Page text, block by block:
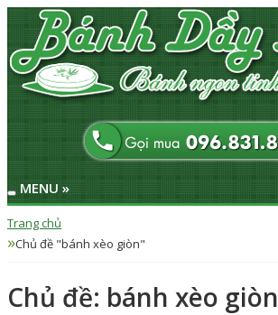
MENU »
Trang chủ
Chủ đề "bánh xèo giòn"
Chủ đề: bánh xèo giòn